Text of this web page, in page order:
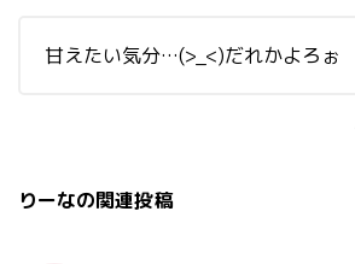
甘えたい気分…(>_<)だれかよろぉ
りーなの関連投稿